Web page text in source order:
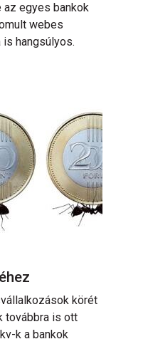
az egyes bankok
webes
hangsúlyos.
körét
továbbra is ott
k a bankok